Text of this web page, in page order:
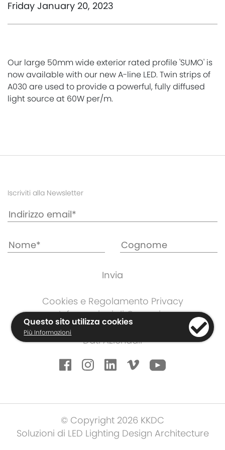
Friday January 20, 2023
Our large 50mm wide exterior rated profile 'SUMO' is
now available with our new A-line LED. Twin strips of
A030 are used to provide a powerful, fully diffused
light source at 60W per/m.
Iscriviti alla Newsletter
Cookies e Regolamento Privacy
Informazioni di Garanzia
Termini e Condizioni
Dati Aziendali
© Copyright 2026 KKDC
Soluzioni di LED Lighting Design Architecture
Questo sito utilizza cookies
Più Informazioni